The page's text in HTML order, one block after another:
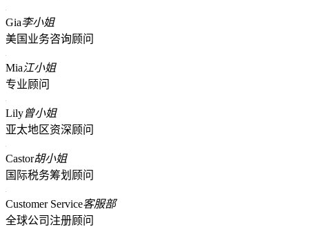
Gia李小姐
美国业务咨询顾问
Mia江小姐
专业顾问
Lily曾小姐
亚太地区资深顾问
Castor胡小姐
国际税务筹划顾问
Customer Service客服部
全球公司注册顾问